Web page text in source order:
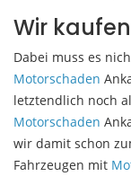
Wir
Dabei muss es
Motorschaden
letztendlich noch
Motorschaden
wir damit schon
Fahrzeugen mit